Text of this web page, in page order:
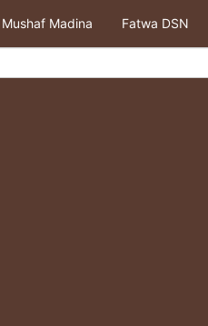
Mushaf Madina Fatwa DSN